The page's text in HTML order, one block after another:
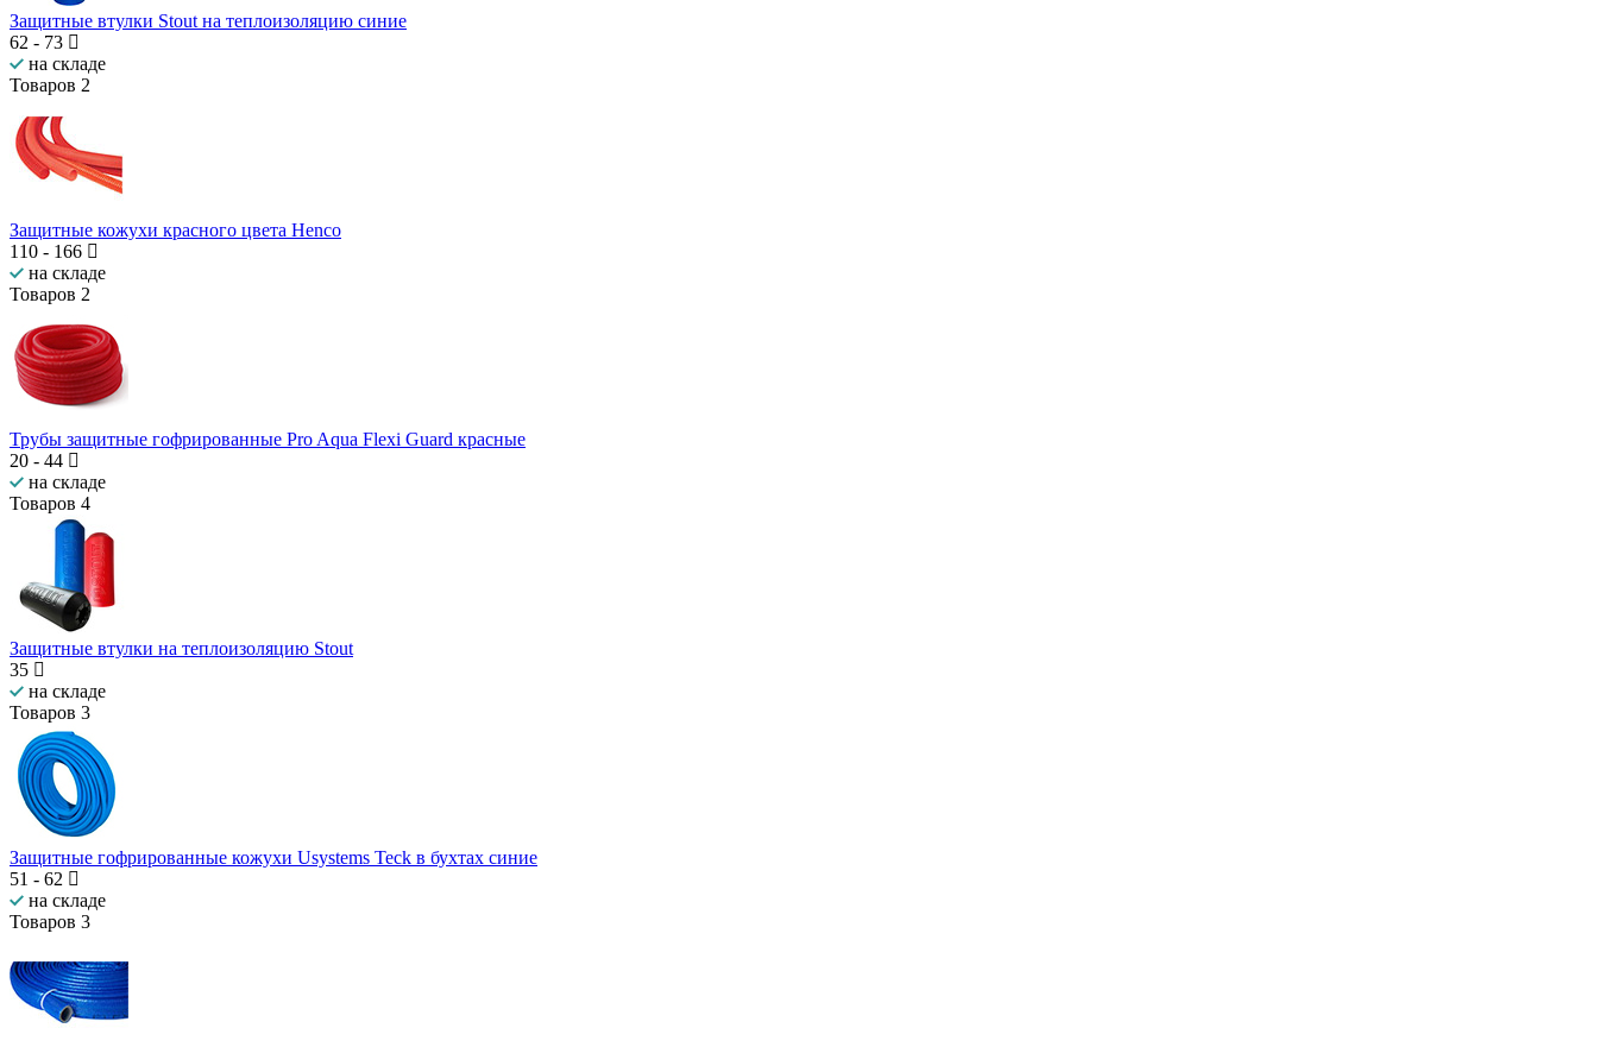
Защитные втулки Stout на теплоизоляцию синие
62 - 73
на складе
Товаров 2
Защитные кожухи красного цвета Henco
110 - 166
на складе
Товаров 2
Трубы защитные гофрированные Pro Aqua Flexi Guard красные
20 - 44
на складе
Товаров 4
Защитные втулки на теплоизоляцию Stout
35
на складе
Товаров 3
Защитные гофрированные кожухи Usystems Teck в бухтах синие
51 - 62
на складе
Товаров 3